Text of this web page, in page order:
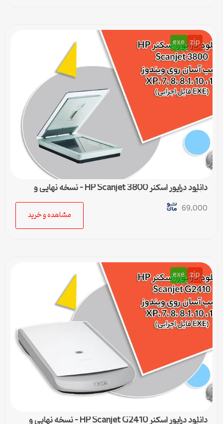
zip
exe
دانلود درایور اسکنر HP Scanjet 3800 – نسخه نهایی و
سازگار با تمام ویندوزها
69,000
مشاهده و خرید
zip
exe
دانلود درایور اسکنر HP Scanjet G2410 – نسخه نهایی و